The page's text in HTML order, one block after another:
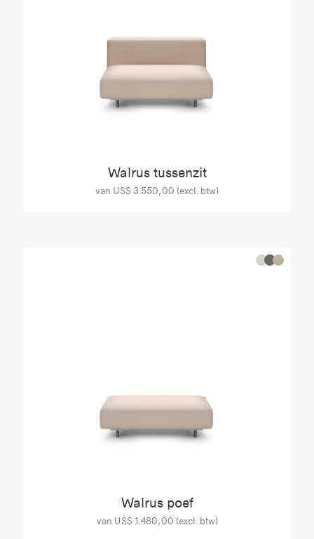
Walrus tussenzit
van US$ 3.550,00 (excl. btw)
Walrus poef
van US$ 1.480,00 (excl. btw)